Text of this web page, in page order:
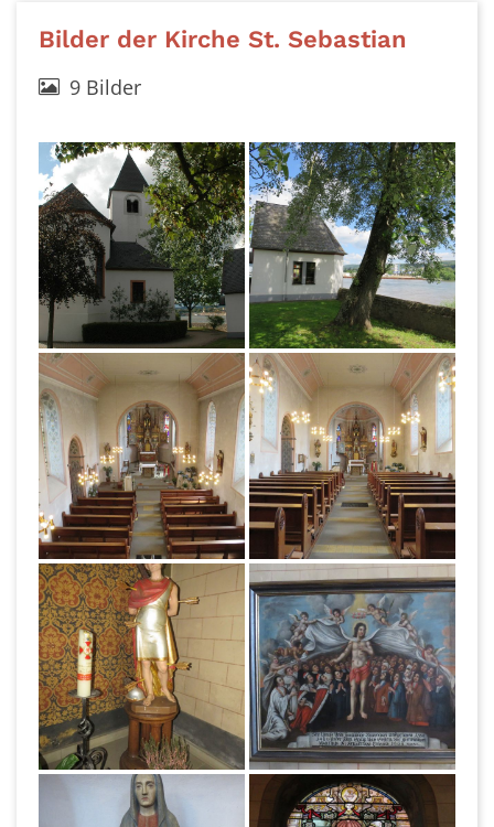
Bilder der Kirche St. Sebastian
9 Bilder